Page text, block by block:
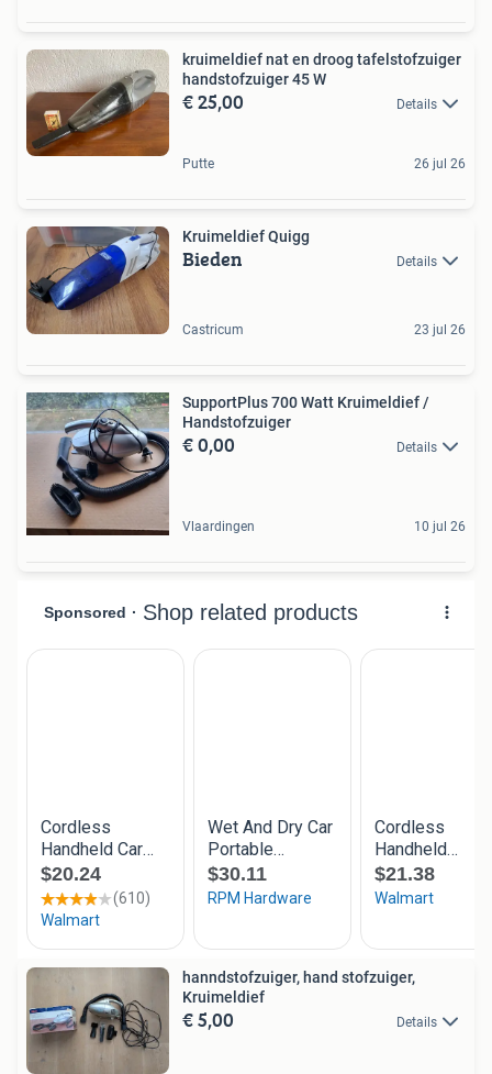
kruimeldief nat en droog tafelstofzuiger
handstofzuiger 45 W
€ 25,00 Details
Putte 26 jul 26
Kruimeldief Quigg
Bieden Details
Castricum 23 jul 26
SupportPlus 700 Watt Kruimeldief /
Handstofzuiger
€ 0,00 Details
Vlaardingen 10 jul 26
hanndstofzuiger, hand stofzuiger,
Kruimeldief
€ 5,00 Details